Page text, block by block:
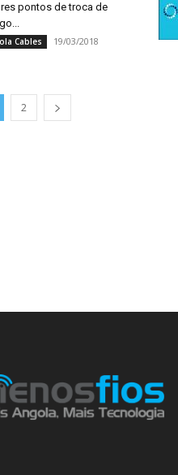
pontos de troca de
Cables 19/03/2018
2